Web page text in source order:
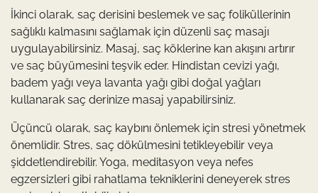
İkinci olarak, saç derisini beslemek ve saç foliküllerinin
sağlıklı kalmasını sağlamak için düzenli saç masajı
uygulayabilirsiniz. Masaj, saç köklerine kan akışını artırır
ve saç büyümesini teşvik eder. Hindistan cevizi yağı,
badem yağı veya lavanta yağı gibi doğal yağları
kullanarak saç derinize masaj yapabilirsiniz.
Üçüncü olarak, saç kaybını önlemek için stresi yönetmek
önemlidir. Stres, saç dökülmesini tetikleyebilir veya
şiddetlendirebilir. Yoga, meditasyon veya nefes
egzersizleri gibi rahatlama tekniklerini deneyerek stres